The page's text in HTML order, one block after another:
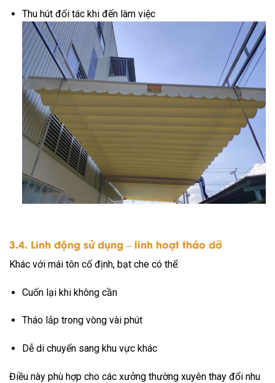
Thu hút đối tác khi đến làm việc
3.4. Linh động sử dụng – linh hoạt tháo dỡ
Khác với mái tôn cố định, bạt che có thể:
Cuốn lại khi không cần
Tháo lắp trong vòng vài phút
Dễ di chuyển sang khu vực khác
Điều này phù hợp cho các xưởng thường xuyên thay đổi nhu